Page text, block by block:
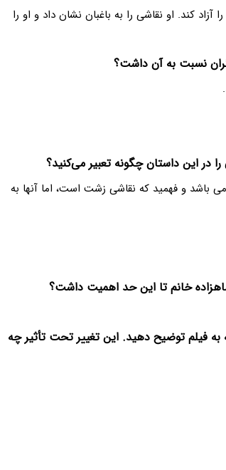
کند. او نقاشی را به باغبان نشان داد و او را
نسبت به آن داشت؟
در این داستان چگونه تعبیر می‌کنید؟
می باشد و فهمید که نقاشی زشت است، اما آنها به
خانم تا این حد اهمیت داشت؟
به فیلم توضیح دهید. این تغییر تحت تأثیر چه